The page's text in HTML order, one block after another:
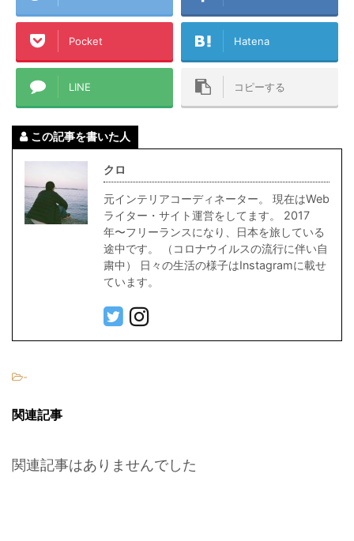
Pocket Hatena
LINE コピーする
この記事を書いた人
クロ
元インテリアコーディネーター。 現在はWeb
ライター・サイト運営をしてます。 2017
年〜フリーランスになり、日本を旅している
途中です。 （コロナウイルスの流行に伴い自
粛中） 日々の生活の様子はInstagramに載せ
ています。
-
関連記事
関連記事はありませんでした